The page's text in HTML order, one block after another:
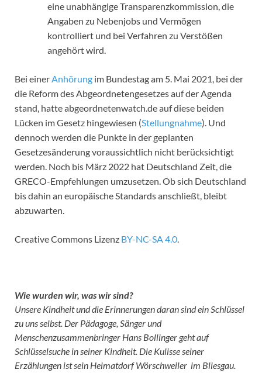
eine unabhängige Transparenzkommission, die
Angaben zu Nebenjobs und Vermögen
kontrolliert und bei Verfahren zu Verstößen
angehört wird.
Bei einerAnhörung im Bundestag am 5. Mai 2021, bei der
die Reform des Abgeordnetengesetzes auf der Agenda
stand, hatte abgeordnetenwatch.de auf diese beiden
Lücken im Gesetz hingewiesen (Stellungnahme). Und
dennoch werden die Punkte in der geplanten
Gesetzesänderung voraussichtlich nicht berücksichtigt
werden. Noch bis März 2022 hat Deutschland Zeit, die
GRECO-Empfehlungen umzusetzen. Ob sich Deutschland
bis dahin an europäische Standards anschließt, bleibt
abzuwarten.
Creative Commons Lizenz BY-NC-SA 4.0.
Wie wurden wir, was wir sind?
Unsere Kindheit und die Erinnerungen daran sind ein Schlüssel
zu uns selbst. Der Pädagoge, Sänger und
Menschenzusammenbringer Hans Bollinger geht auf
Schlüsselsuche in seiner Kindheit. Die Kulisse seiner
Erzählungen ist sein Heimatdorf Wörschweiler im Bliesgau.